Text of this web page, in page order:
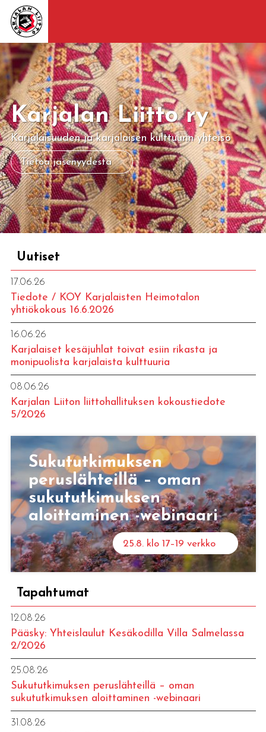
Karjalan Liitto ry
Karjalaisuuden ja karjalaisen kulttuurin yhteisö
Tietoa jäsenyydestä
Uutiset
17.06.26
Tiedote / KOY Karjalaisten Heimotalon
yhtiökokous 16.6.2026
16.06.26
Karjalaiset kesäjuhlat toivat esiin rikasta ja
monipuolista karjalaista kulttuuria
08.06.26
Karjalan Liiton liittohallituksen kokoustiedote
5/2026
Sukututkimuksen
peruslähteillä – oman
sukututkimuksen
aloittaminen -webinaari
25.8. klo 17–19 verkko
Tapahtumat
12.08.26
Pääsky: Yhteislaulut Kesäkodilla Villa Salmelassa
2/2026
25.08.26
Sukututkimuksen peruslähteillä – oman
sukututkimuksen aloittaminen -webinaari
31.08.26